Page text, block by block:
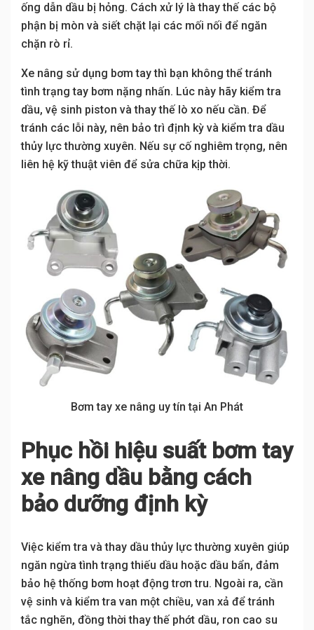
ống dẫn dầu bị hỏng. Cách xử lý là thay thế các bộ
phận bị mòn và siết chặt lại các mối nối để ngăn
chặn rò rỉ.
Xe nâng sử dụng bơm tay thì bạn không thể tránh
tình trạng tay bơm nặng nhấn. Lúc này hãy kiểm tra
dầu, vệ sinh piston và thay thế lò xo nếu cần. Để
tránh các lỗi này, nên bảo trì định kỳ và kiểm tra dầu
thủy lực thường xuyên. Nếu sự cố nghiêm trọng, nên
liên hệ kỹ thuật viên để sửa chữa kịp thời.
Bơm tay xe nâng uy tín tại An Phát
Phục hồi hiệu suất bơm tay
xe nâng dầu bằng cách
bảo dưỡng định kỳ
Việc kiểm tra và thay dầu thủy lực thường xuyên giúp
ngăn ngừa tình trạng thiếu dầu hoặc dầu bẩn, đảm
bảo hệ thống bơm hoạt động trơn tru. Ngoài ra, cần
vệ sinh và kiểm tra van một chiều, van xả để tránh
tắc nghẽn, đồng thời thay thế phớt dầu, ron cao su